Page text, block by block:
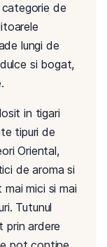
de
lungi de
si bogat,
in tigari
tipuri de
Oriental,
de aroma si
mici si mai
Tutunul
prin ardere